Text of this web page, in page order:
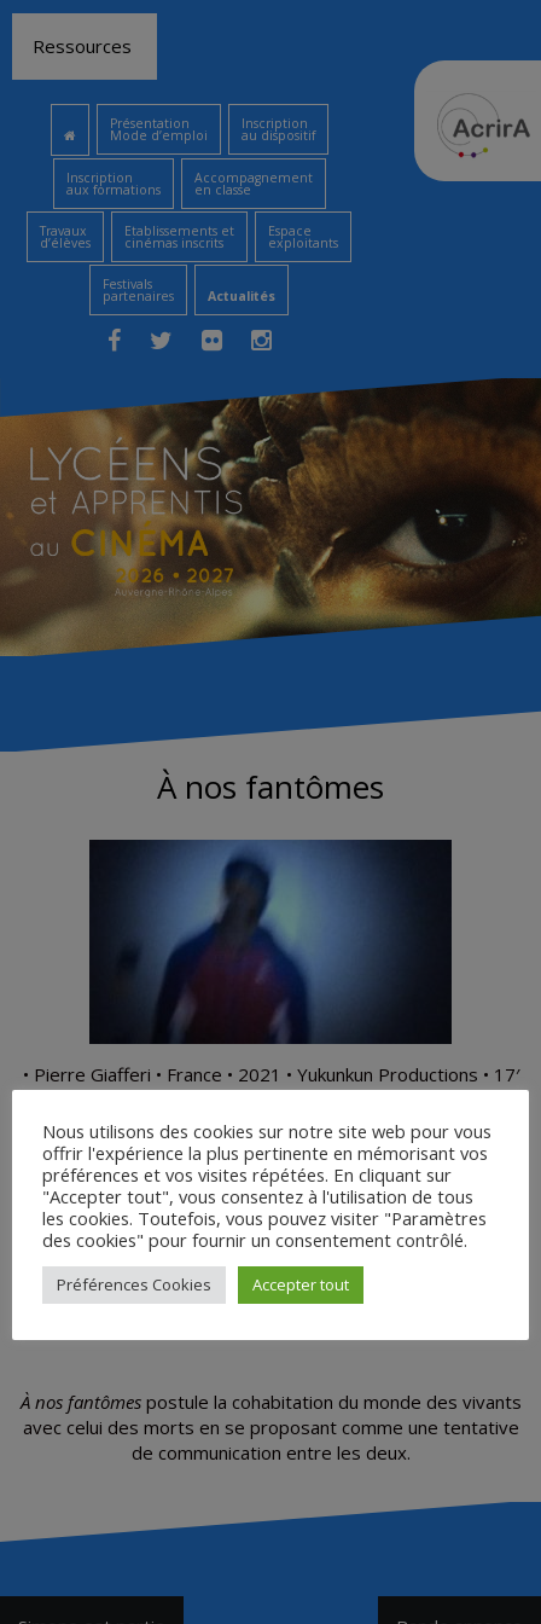
contenu
Ressources
Présentation
Mode d’emploi
Inscription
au dispositif
Inscription
aux formations
Accompagnement
en classe
Travaux
d’élèves
Etablissements et
cinémas inscrits
Espace
exploitants
Festivals
partenaires Actualités
À nos fantômes
• Pierre Giafferi • France • 2021 • Yukunkun Productions • 17′
SYNOPSIS
Une bande d’amis se rassemble après que l’un d’entre eux a vu
apparaître le fantôme d’Antoine, leur ami décédé, deux mois
auparavant, après son interpellation meurtrière par plusieurs
policiers. Ils vont tenter de convoquer son spectre. Cette
expérience hors du commun va créer une onde de choc et
révéler le manque, les regrets et les espoirs que chacun porte
À nos fantômes postule la cohabitation du monde des vivants
avec celui des morts en se proposant comme une tentative
de communication entre les deux.
Nous utilisons des cookies sur notre site web pour vous
offrir l'expérience la plus pertinente en mémorisant vos
préférences et vos visites répétées. En cliquant sur
"Accepter tout", vous consentez à l'utilisation de tous
les cookies. Toutefois, vous pouvez visiter "Paramètres
des cookies" pour fournir un consentement contrôlé.
Préférences Cookies Accepter tout